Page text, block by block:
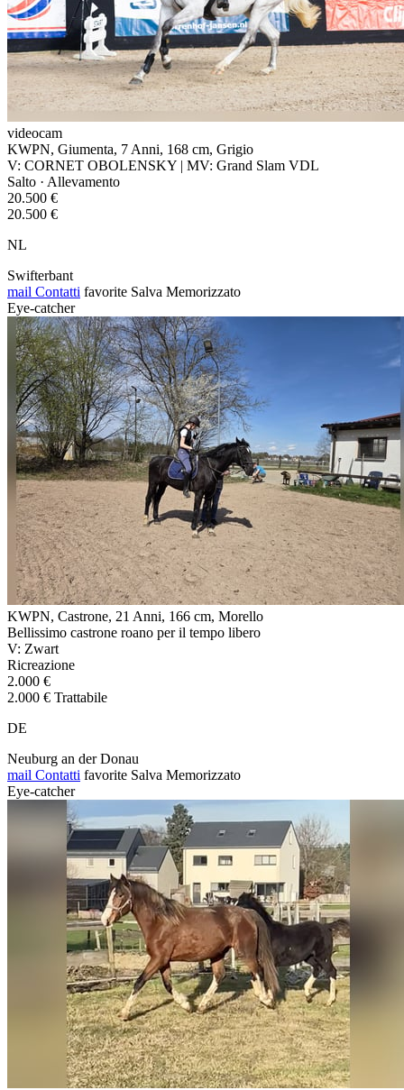
videocam
KWPN, Giumenta, 7 Anni, 168 cm, Grigio
V: CORNET OBOLENSKY | MV: Grand Slam VDL
Salto · Allevamento
20.500 €
20.500 €
NL
Swifterbant
mail Contatti favorite Salva Memorizzato
Eye-catcher
KWPN, Castrone, 21 Anni, 166 cm, Morello
Bellissimo castrone roano per il tempo libero
V: Zwart
Ricreazione
2.000 €
2.000 € Trattabile
DE
Neuburg an der Donau
mail Contatti favorite Salva Memorizzato
Eye-catcher